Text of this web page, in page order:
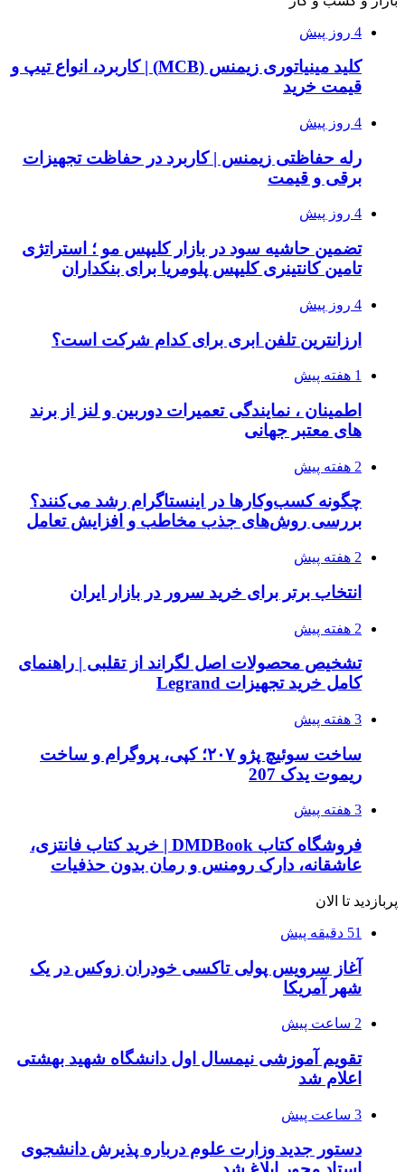
4 روز پیش
کلید مینیاتوری زیمنس (MCB) | کاربرد، انواع تیپ و
قیمت خرید
4 روز پیش
رله حفاظتی زیمنس | کاربرد در حفاظت تجهیزات
برقی و قیمت
4 روز پیش
تضمین حاشیه سود در بازار کلیپس مو ؛ استراتژی
تامین کانتینری کلیپس پلومریا برای بنکداران
4 روز پیش
ارزانترین تلفن ابری برای کدام شرکت است؟
1 هفته پیش
اطمینان ، نمایندگی تعمیرات دوربین و لنز از برند
های معتبر جهانی
2 هفته پیش
چگونه کسب‌وکارها در اینستاگرام رشد می‌کنند؟
بررسی روش‌های جذب مخاطب و افزایش تعامل
2 هفته پیش
انتخاب برتر برای خرید سرور در بازار ایران
2 هفته پیش
تشخیص محصولات اصل لگراند از تقلبی | راهنمای
کامل خرید تجهیزات Legrand
3 هفته پیش
ساخت سوئیچ پژو ۲۰۷؛ کپی، پروگرام و ساخت
ریموت یدک 207
3 هفته پیش
فروشگاه کتاب DMDBook | خرید کتاب فانتزی،
عاشقانه، دارک رومنس و رمان بدون حذفیات
پربازدید تا الان
51 دقیقه پیش
آغاز سرویس پولی تاکسی خودران زوکس در یک
شهر آمریکا
2 ساعت پیش
تقویم آموزشی نیمسال اول دانشگاه شهید بهشتی
اعلام شد
3 ساعت پیش
دستور جدید وزارت علوم درباره پذیرش دانشجوی